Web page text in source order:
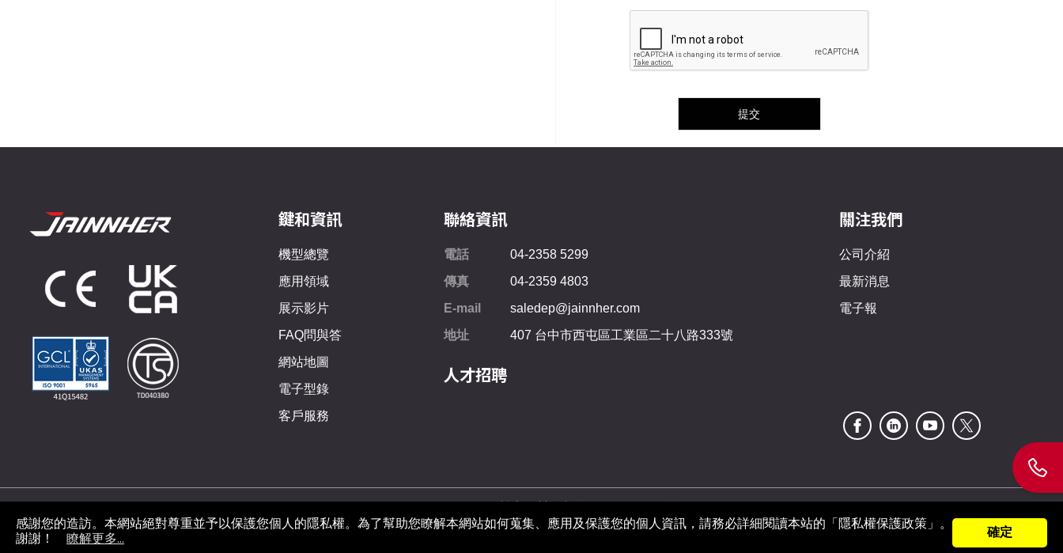
鍵和資訊
機型總覽
應用領域
展示影片
FAQ問與答
網站地圖
電子型錄
客戶服務
聯絡資訊
電話
04-2358 5299
傳真
04-2359 4803
E-mail
saledep@jainnher.com
地址
407 台中市西屯區工業區二十八路333號
人才招聘
關注我們
公司介紹
最新消息
電子報
感謝您的造訪。本網站絕對尊重並予以保護您個人的隱私權。為了幫助您瞭解本網站如何蒐集、應用及保護您的個人資訊，請務必詳細閱讀本站的「隱私權保護政策」。
謝謝！
瞭解更多... 確定